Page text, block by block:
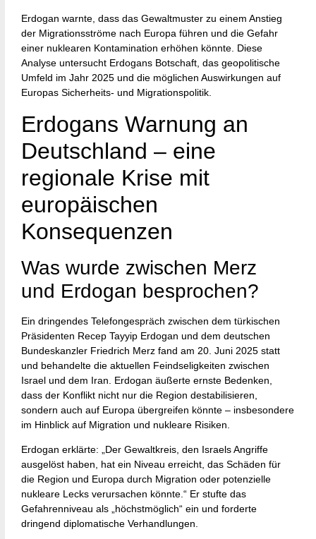
Erdogan warnte, dass das Gewaltmuster zu einem Anstieg
der Migrationsströme nach Europa führen und die Gefahr
einer nuklearen Kontamination erhöhen könnte. Diese
Analyse untersucht Erdogans Botschaft, das geopolitische
Umfeld im Jahr 2025 und die möglichen Auswirkungen auf
Europas Sicherheits- und Migrationspolitik.
Erdogans Warnung an
Deutschland – eine
regionale Krise mit
europäischen
Konsequenzen
Was wurde zwischen Merz
und Erdogan besprochen?
Ein dringendes Telefongespräch zwischen dem türkischen
Präsidenten Recep Tayyip Erdogan und dem deutschen
Bundeskanzler Friedrich Merz fand am 20. Juni 2025 statt
und behandelte die aktuellen Feindseligkeiten zwischen
Israel und dem Iran. Erdogan äußerte ernste Bedenken,
dass der Konflikt nicht nur die Region destabilisieren,
sondern auch auf Europa übergreifen könnte – insbesondere
im Hinblick auf Migration und nukleare Risiken.
Erdogan erklärte: „Der Gewaltkreis, den Israels Angriffe
ausgelöst haben, hat ein Niveau erreicht, das Schäden für
die Region und Europa durch Migration oder potenzielle
nukleare Lecks verursachen könnte.“ Er stufte das
Gefahrenniveau als „höchstmöglich“ ein und forderte
dringend diplomatische Verhandlungen.